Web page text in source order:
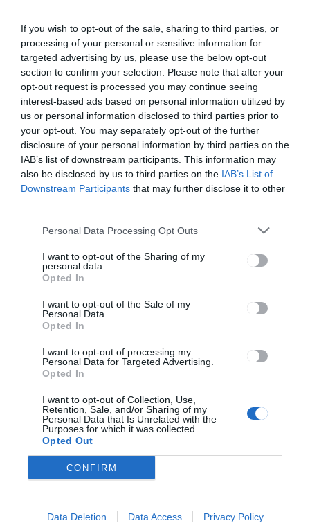
If you wish to opt-out of the sale, sharing to third parties, or
processing of your personal or sensitive information for
targeted advertising by us, please use the below opt-out
section to confirm your selection. Please note that after your
opt-out request is processed you may continue seeing
interest-based ads based on personal information utilized by
us or personal information disclosed to third parties prior to
your opt-out. You may separately opt-out of the further
disclosure of your personal information by third parties on the
IAB’s list of downstream participants. This information may
also be disclosed by us to third parties on the IAB’s List of
Downstream Participants that may further disclose it to other
Personal Data Processing Opt Outs
I want to opt-out of the Sharing of my
personal data.
Opted In
I want to opt-out of the Sale of my
Personal Data.
Opted In
I want to opt-out of processing my
Personal Data for Targeted Advertising.
Opted In
I want to opt-out of Collection, Use,
Retention, Sale, and/or Sharing of my
Personal Data that Is Unrelated with the
Purposes for which it was collected.
Opted Out
CONFIRM
Data Deletion Data Access Privacy Policy
Bejegyzés
navigáció
ELŐZŐ
BEJEGYZÉS
Júniusban
Székely
Vágta
KÖVETKEZŐ
BEJEGYZÉS
Tánczos
Barna a
medvepopul
áció
mihamarabb
sürgeti
Ez is érdekelheti
Változékony, de az évszakhoz
következő két héten
HÁROMSZÉK, HÍRLISTA
segélyt